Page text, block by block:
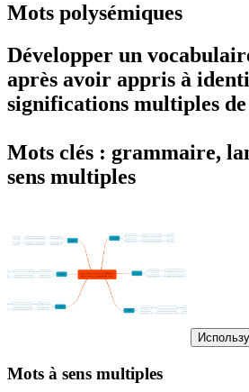
Mots polysémiques
Développer un
après avoir appris à
significations multiples
Mots clés : grammaire,
sens multiples
Mots à sens multiples